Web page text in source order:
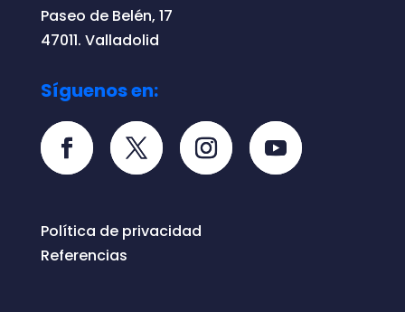
Paseo de Belén, 17
47011. Valladolid
Síguenos en:
Política de privacidad
Referencias